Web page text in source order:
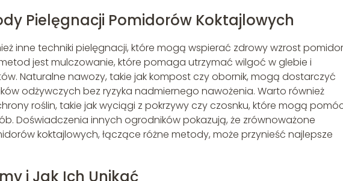
Pielęgnacji Pomidorów Koktajlowych
inne techniki pielęgnacji, które mogą wspierać zdrowy wzrost
jest mulczowanie, które pomaga utrzymać wilgoć w glebie i
Naturalne nawozy, takie jak kompost czy obornik, mogą dostarczyć
odżywczych bez ryzyka nadmiernego nawożenia. Warto również
roślin, takie jak wyciągi z pokrzywy czy czosnku, które mogą
Doświadczenia innych ogrodników pokazują, że zrównoważone
koktajlowych, łączące różne metody, może przynieść najlepsze
i Jak Ich Unikać